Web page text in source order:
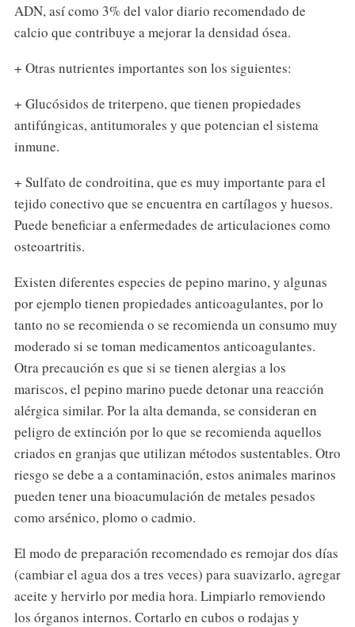
ADN, así como 3% del valor diario recomendado de
calcio que contribuye a mejorar la densidad ósea.
+ Otras nutrientes importantes son los siguientes:
+ Glucósidos de triterpeno, que tienen propiedades
antifúngicas, antitumorales y que potencian el sistema
inmune.
+ Sulfato de condroitina, que es muy importante para el
tejido conectivo que se encuentra en cartílagos y huesos.
Puede beneficiar a enfermedades de articulaciones como
osteoartritis.
Existen diferentes especies de pepino marino, y algunas
por ejemplo tienen propiedades anticoagulantes, por lo
tanto no se recomienda o se recomienda un consumo muy
moderado si se toman medicamentos anticoagulantes.
Otra precaución es que si se tienen alergias a los
mariscos, el pepino marino puede detonar una reacción
alérgica similar. Por la alta demanda, se consideran en
peligro de extinción por lo que se recomienda aquellos
criados en granjas que utilizan métodos sustentables. Otro
riesgo se debe a a contaminación, estos animales marinos
pueden tener una bioacumulación de metales pesados
como arsénico, plomo o cadmio.
El modo de preparación recomendado es remojar dos días
(cambiar el agua dos a tres veces) para suavizarlo, agregar
aceite y hervirlo por media hora. Limpiarlo removiendo
los órganos internos. Cortarlo en cubos o rodajas y